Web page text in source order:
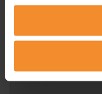
Een uitgebreid
dit inclusief de